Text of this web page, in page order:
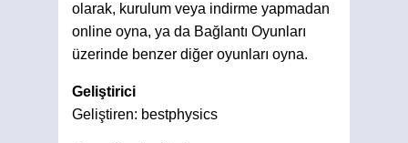
olarak, kurulum veya indirme yapmadan
online oyna, ya da Bağlantı Oyunları
üzerinde benzer diğer oyunları oyna.
Geliştirici
Geliştiren: bestphysics